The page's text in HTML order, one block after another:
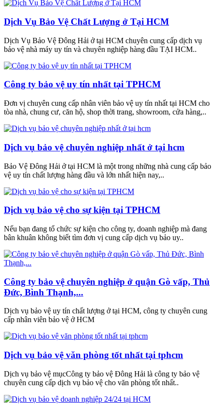
Dịch Vụ Bảo Vệ Chất Lượng ở Tại HCM
Dịch Vụ Bảo Vệ Đông Hải ở tại HCM chuyên cung cấp dịch vụ
bảo vệ nhà máy uy tín và chuyên nghiệp hàng đầu TẠI HCM..
Công ty bảo vệ uy tín nhất tại TPHCM
Đơn vị chuyên cung cấp nhân viên bảo vệ uy tín nhất tại HCM cho
tòa nhà, chung cư, căn hộ, shop thời trang, showroom, cửa hàng,..
Dịch vụ bảo vệ chuyên nghiệp nhất ở tại hcm
Bảo Vệ Đông Hải ở tại HCM là một trong những nhà cung cấp bảo
vệ uy tín chất lượng hàng đầu và lớn nhất hiện nay,..
Dịch vụ bảo vệ cho sự kiện tại TPHCM
Nếu bạn đang tổ chức sự kiện cho công ty, doanh nghiệp mà đang
bân khuân không biết tìm đơn vị cung cấp dịch vụ bảo uy..
Công ty bảo vệ chuyên nghiệp ở quận Gò vấp, Thủ
Đức, Bình Thạnh,...
Dịch vụ bảo vệ uy tín chất lượng ở tại HCM, công ty chuyên cung
cấp nhân viên bảo vệ ở HCM
Dịch vụ bảo vệ văn phòng tốt nhất tại tphcm
Dịch vụ bảo vệ mụcCông ty bảo vệ Đông Hải là công ty bảo vệ
chuyên cung cấp dịch vụ bảo vệ cho văn phòng tốt nhất..